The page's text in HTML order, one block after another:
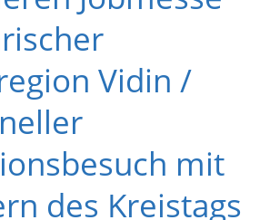
Vidin /
mit
des Kreistags